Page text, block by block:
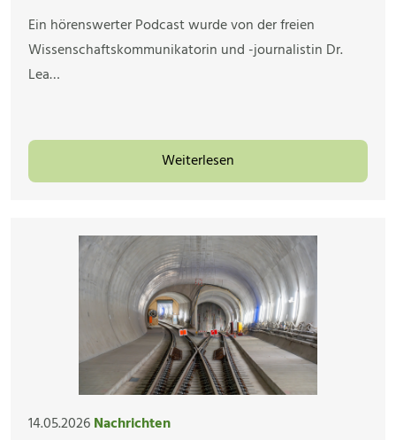
Ein hörenswerter Podcast wurde von der freien
Wissenschaftskommunikatorin und -journalistin Dr.
Lea…
Weiterlesen
14.05.2026Nachrichten